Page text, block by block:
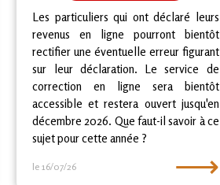
Les particuliers qui ont déclaré leurs
revenus en ligne pourront bientôt
rectifier une éventuelle erreur figurant
sur leur déclaration. Le service de
correction en ligne sera bientôt
accessible et restera ouvert jusqu'en
décembre 2026. Que faut-il savoir à ce
sujet pour cette année ?
le 16/07/26 ⟶